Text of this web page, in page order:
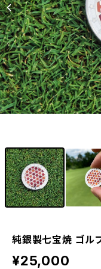
純銀製七宝焼 ゴル
¥25,000